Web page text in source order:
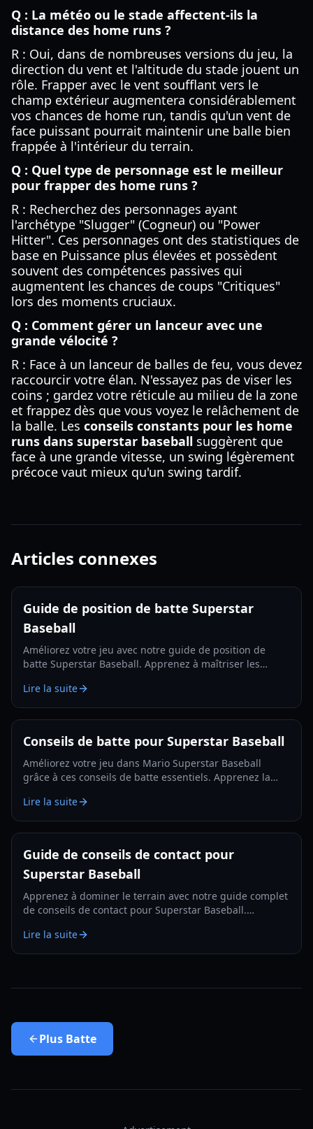
Q : La météo ou le stade affectent-ils la
distance des home runs ?
R : Oui, dans de nombreuses versions du jeu, la
direction du vent et l'altitude du stade jouent un
rôle. Frapper avec le vent soufflant vers le
champ extérieur augmentera considérablement
vos chances de home run, tandis qu'un vent de
face puissant pourrait maintenir une balle bien
frappée à l'intérieur du terrain.
Q : Quel type de personnage est le meilleur
pour frapper des home runs ?
R : Recherchez des personnages ayant
l'archétype "Slugger" (Cogneur) ou "Power
Hitter". Ces personnages ont des statistiques de
base en Puissance plus élevées et possèdent
souvent des compétences passives qui
augmentent les chances de coups "Critiques"
lors des moments cruciaux.
Q : Comment gérer un lanceur avec une
grande vélocité ?
R : Face à un lanceur de balles de feu, vous devez
raccourcir votre élan. N'essayez pas de viser les
coins ; gardez votre réticule au milieu de la zone
et frappez dès que vous voyez le relâchement de
la balle. Les conseils constants pour les home
runs dans superstar baseball suggèrent que
face à une grande vitesse, un swing légèrement
précoce vaut mieux qu'un swing tardif.
Articles connexes
Guide de position de batte Superstar
Baseball
Améliorez votre jeu avec notre guide de position de
batte Superstar Baseball. Apprenez à maîtriser les
optimiser votre timing pour des coups sûrs et des coups
de circuit réguliers en 2026.
Lire la suite
Conseils de batte pour Superstar Baseball
Améliorez votre jeu dans Mario Superstar Baseball
grâce à ces conseils de batte essentiels. Apprenez la
coups de circuit et dominer le terrain en 2026.
Lire la suite
Guide de conseils de contact pour
Superstar Baseball
Apprenez à dominer le terrain avec notre guide complet
de conseils de contact pour Superstar Baseball.
reconnaissance des lancers pour augmenter votre
moyenne.
Lire la suite
Plus Batte